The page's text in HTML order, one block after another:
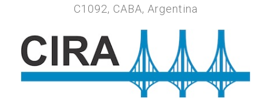
C1092, CABA, Argentina